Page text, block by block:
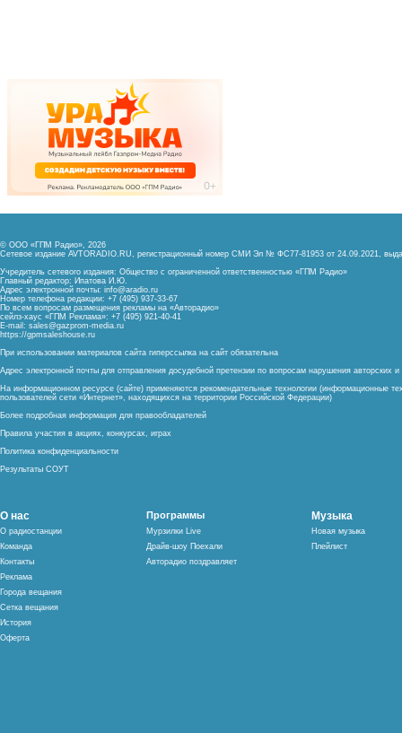
© ООО «ГПМ Радио», 2026
Сетевое издание AVTORADIO.RU, регистрационный номер СМИ Эл № ФС77-81953 от 24.09.2021,
Учредитель сетевого издания: Общество с ограниченной ответственностью «ГПМ Радио»
Главный редактор: Ипатова И.Ю.
Адрес электронной почты: info@aradio.ru
Номер телефона редакции: +7 (495) 937-33-67
По всем вопросам размещения рекламы на «Авторадио»
сейлз-хаус «ГПМ Реклама»: +7 (495) 921-40-41
E-mail: sales@gazprom-media.ru
https://gpmsaleshouse.ru
При использовании материалов сайта гиперссылка на сайт обязательна
Адрес электронной почты для отправления досудебной претензии по вопросам нарушения авторских
На информационном ресурсе (сайте) применяются рекомендательные технологии (информационные
пользователей сети «Интернет», находящихся на территории Российской Федерации)
Более подробная информация для правообладателей
Правила участия в акциях, конкурсах, играх
Политика конфиденциальности
Результаты СОУТ
О нас
О радиостанции
Команда
Контакты
Реклама
Города вещания
Сетка вещания
История
Оферта
Программы
Мурзилки Live
Драйв-шоу Поехали
Авторадио поздравляет
Музыка
Новая музыка
Плейлист